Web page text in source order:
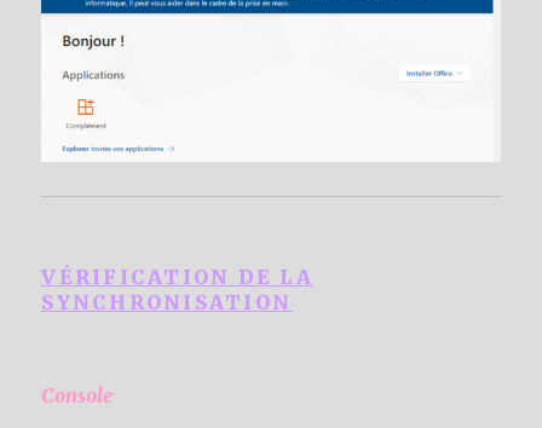
VÉRIFICATION DE LA
SYNCHRONISATION
Console